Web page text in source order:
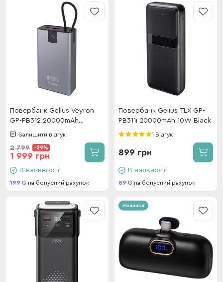
Повербанк Gelius Veyron
GP-PB312 20000mAh
65W(QC/PD) Black
Залишити відгук
2 799 -29%
1 999 грн
В наявності
199 на бонусний рахунок
Повербанк Gelius TLX GP-
PB311i 20000mAh 10W Black
1 Відгук
899 грн
В наявності
89 на бонусний рахунок
Новинка